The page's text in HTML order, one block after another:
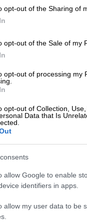
opt-out of the Sharing of
opt-out of the Sale of my
opt-out of processing my
opt-out of Collection,
Data that Is
allow Google to enable
identifiers in apps.
allow my user data to be
πιθανότητα
Ελλάδα